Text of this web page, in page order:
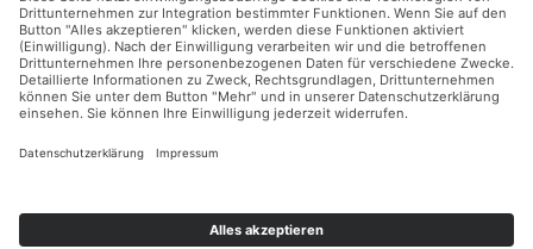
Sicher Einkaufen
Ladengeschäft
Newsletter